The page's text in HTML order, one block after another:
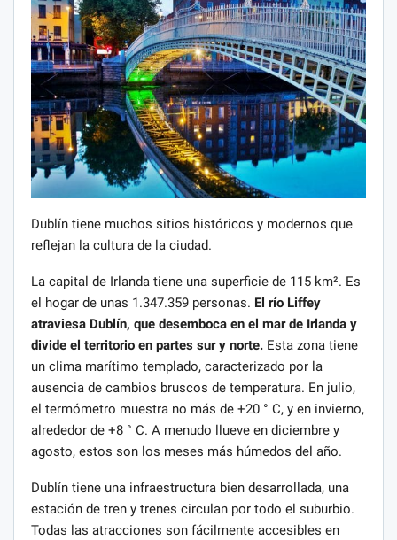
Dublín tiene muchos sitios históricos y modernos que
reflejan la cultura de la ciudad.
La capital de Irlanda tiene una superficie de 115 km². Es
el hogar de unas 1.347.359 personas. El río Liffey
atraviesa Dublín, que desemboca en el mar de Irlanda y
divide el territorio en partes sur y norte. Esta zona tiene
un clima marítimo templado, caracterizado por la
ausencia de cambios bruscos de temperatura. En julio,
el termómetro muestra no más de +20 ° C, y en invierno,
alrededor de +8 ° C. A menudo llueve en diciembre y
agosto, estos son los meses más húmedos del año.
Dublín tiene una infraestructura bien desarrollada, una
estación de tren y trenes circulan por todo el suburbio.
Todas las atracciones son fácilmente accesibles en